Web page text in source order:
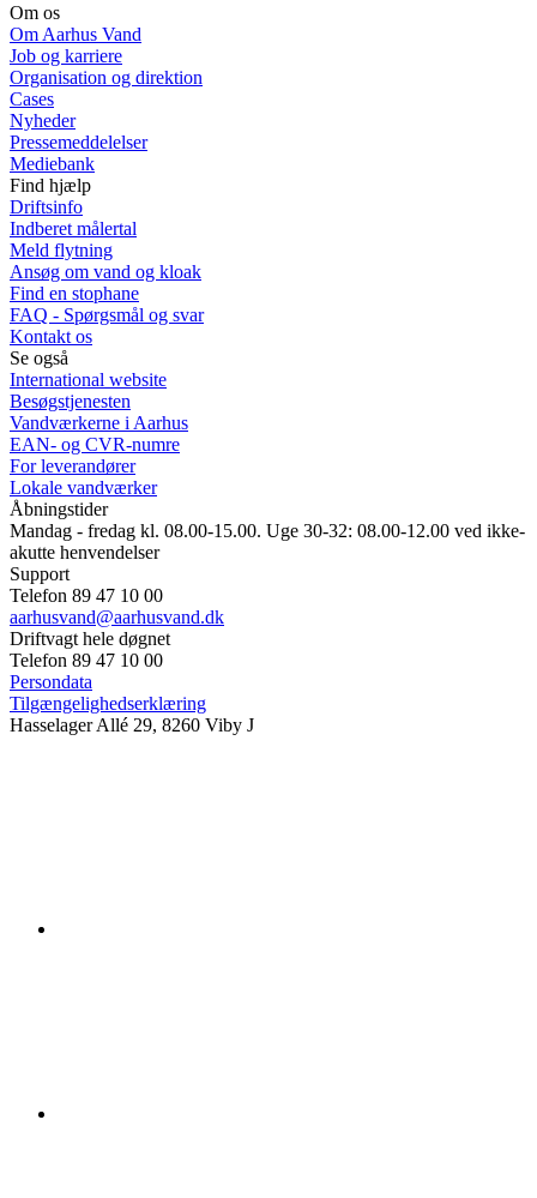
Om os
Om Aarhus Vand
Job og karriere
Organisation og direktion
Cases
Nyheder
Pressemeddelelser
Mediebank
Find hjælp
Driftsinfo
Indberet målertal
Meld flytning
Ansøg om vand og kloak
Find en stophane
FAQ - Spørgsmål og svar
Kontakt os
Se også
International website
Besøgstjenesten
Vandværkerne i Aarhus
EAN- og CVR-numre
For leverandører
Lokale vandværker
Åbningstider
Mandag - fredag kl. 08.00-15.00. Uge 30-32: 08.00-12.00 ved ikke-
akutte henvendelser
Support
Telefon 89 47 10 00
aarhusvand@aarhusvand.dk
Driftvagt hele døgnet
Telefon 89 47 10 00
Persondata
Tilgængelighedserklæring
Hasselager Allé 29, 8260 Viby J